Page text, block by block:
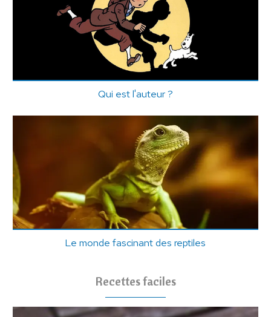
Qui est l'auteur ?
Le monde fascinant des reptiles
Recettes faciles